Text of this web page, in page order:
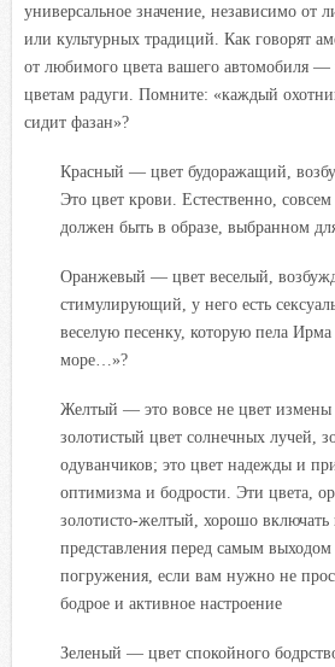
универсальное значение, независимо от
или культурных традиций. Как говорят
от любимого цвета вашего автомобиля —
цветам радуги. Помните: «каждый
сидит фазан»?
Красный — цвет будоражащий,
Это цвет крови. Естественно,
должен быть в образе, выбранном
Оранжевый — цвет веселый,
стимулирующий, у него есть
веселую песенку, которую пела
море…»?
Желтый — это вовсе не цвет измены
золотистый цвет солнечных лучей,
одуванчиков; это цвет надежды и
оптимизма и бодрости. Эти цвета,
золотисто-желтый, хорошо включать
представления перед самым выходом
погружения, если вам нужно не
бодрое и активное настроение
Зеленый — цвет спокойного